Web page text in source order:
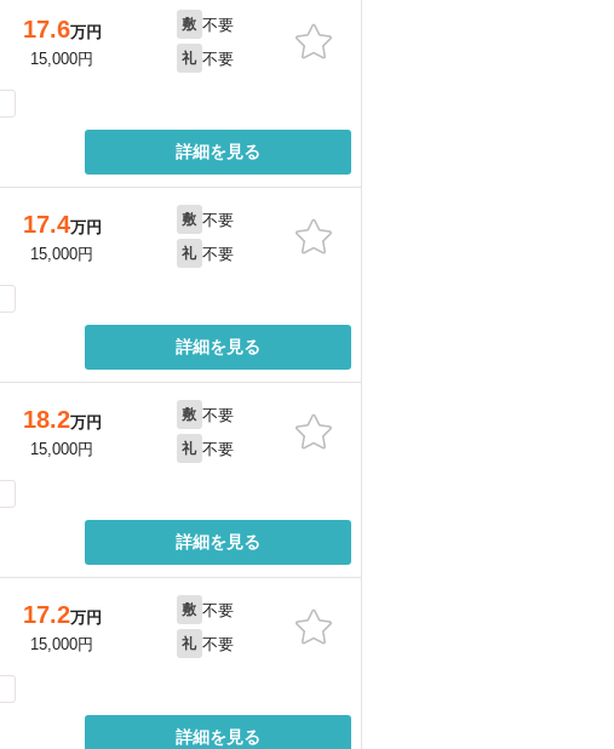
17.6万円
15,000円
敷 不要
礼 不要
詳細を見る
17.4万円
15,000円
敷 不要
礼 不要
詳細を見る
18.2万円
15,000円
敷 不要
礼 不要
詳細を見る
17.2万円
15,000円
敷 不要
礼 不要
詳細を見る